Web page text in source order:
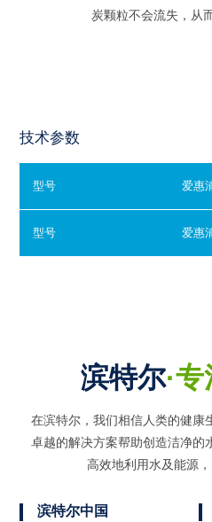
炭颗粒不会流失，从
技术参数
型号 爱惠
型号 爱惠
滨特尔·
在滨特尔，我们相信人类的健康
卓越的解决方案帮助创造洁净的
高效地利用水及能源，
滨特尔中国